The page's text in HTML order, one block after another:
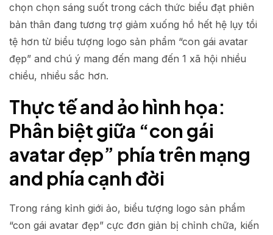
chọn chọn sáng suốt trong cách thức biểu đạt phiên
bản thân đang tương trợ giảm xuống hồ hết hệ lụy tồi
tệ hơn từ biểu tượng logo sản phẩm “con gái avatar
đẹp” and chú ý mang đến mang đến 1 xã hội nhiều
chiều, nhiều sắc hơn.
Thực tế and ảo hình họa:
Phân biệt giữa “con gái
avatar đẹp” phía trên mạng
and phía cạnh đời
Trong ráng kỉnh giới ảo, biểu tượng logo sản phẩm
“con gái avatar đẹp” cực đơn giản bị chỉnh chữa, kiến